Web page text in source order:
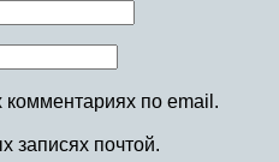
по email.
записях почтой.